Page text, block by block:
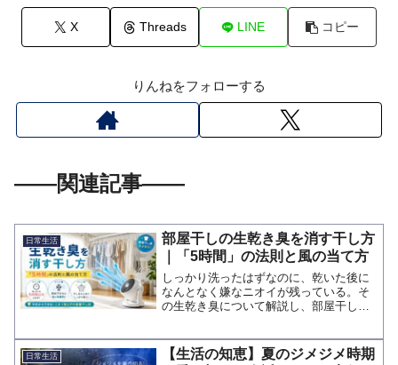
X Threads LINE コピー
りんねをフォローする
――関連記事――
日常生活
部屋干しの生乾き臭を消す干し方
｜「5時間」の法則と風の当て方
しっかり洗ったはずなのに、乾いた後に
なんとなく嫌なニオイが残っている。そ
の生乾き臭について解説し、部屋干しす
日常生活
【生活の知恵】夏のジメジメ時期